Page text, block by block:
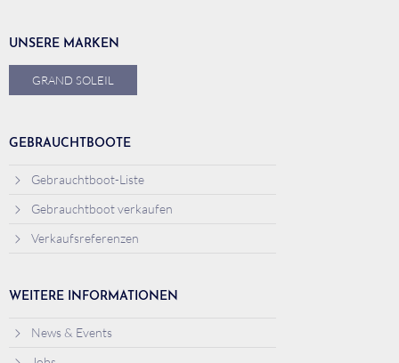
UNSERE MARKEN
GRAND SOLEIL
GEBRAUCHTBOOTE
Gebrauchtboot-Liste
Gebrauchtboot verkaufen
Verkaufsreferenzen
WEITERE INFORMATIONEN
News & Events